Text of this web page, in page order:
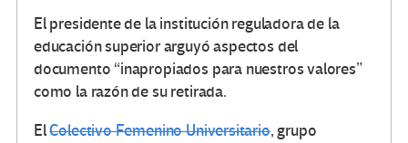
El presidente de la institución reguladora de la
educación superior arguyó aspectos del
documento “inapropiados para nuestros valores”
como la razón de su retirada.
ElColectivo Femenino Universitario, grupo